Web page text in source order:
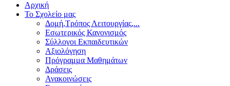
Αρχική
Το Σχολείο μας
Δομή,Τρόπος Λειτουργίας,...
Εσωτερικός Κανονισμός
Σύλλογοι Εκπαιδευτικών
Αξιολόγηση
Πρόγραμμα Μαθημάτων
Δράσεις
Ανακοινώσεις